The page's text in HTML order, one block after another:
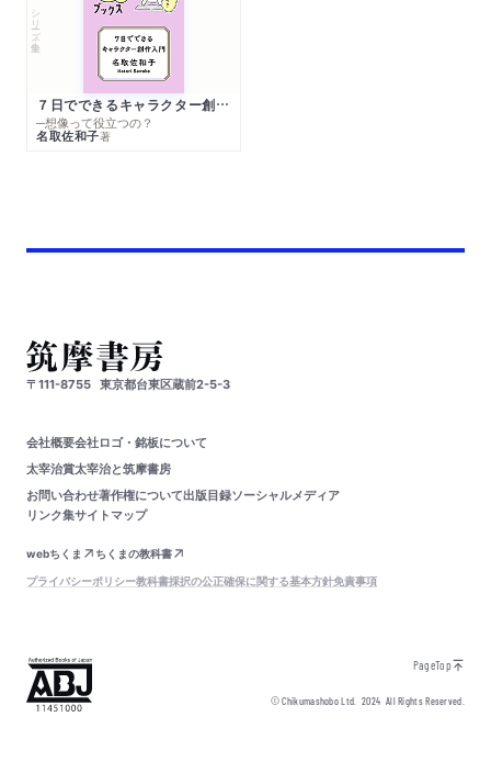
シリーズ・全集
７日でできるキャラクター創作入門
─想像って役立つの？
名取佐和子著
〒111-8755 東京都台東区蔵前2-5-3
会社概要会社ロゴ・銘板について
太宰治賞太宰治と筑摩書房
お問い合わせ著作権について出版目録ソーシャルメディア
リンク集サイトマップ
webちくま
ちくまの教科書
プライバシーポリシー教科書採択の公正確保に関する基本方針免責事項
PageTop
© Chikumashobo Ltd.2024 All Rights Reserved.